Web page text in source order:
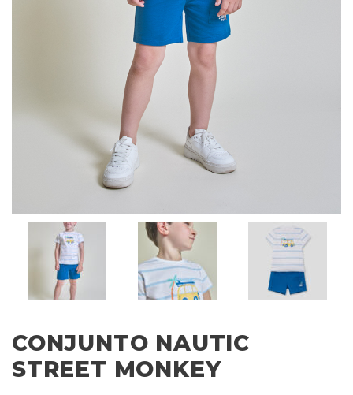
CONJUNTO NAUTIC
STREET MONKEY